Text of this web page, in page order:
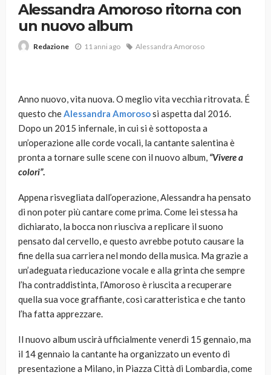
Alessandra Amoroso ritorna con
un nuovo album
Redazione 11 anni ago Alessandra Amoroso
Anno nuovo, vita nuova. O meglio vita vecchia ritrovata. É
questo cheAlessandra Amorososi aspetta dal 2016.
Dopo un 2015 infernale, in cui si è sottoposta a
un’operazione alle corde vocali, la cantante salentina è
pronta a tornare sulle scene con il nuovo album, “Vivere a
colori”.
Appena risvegliata dall’operazione, Alessandra ha pensato
di non poter più cantare come prima. Come lei stessa ha
dichiarato, la bocca non riusciva a replicare il suono
pensato dal cervello, e questo avrebbe potuto causare la
fine della sua carriera nel mondo della musica. Ma grazie a
un’adeguata rieducazione vocale e alla grinta che sempre
l’ha contraddistinta, l’Amoroso è riuscita a recuperare
quella sua voce graffiante, così caratteristica e che tanto
l’ha fatta apprezzare.
Il nuovo album uscirà ufficialmente venerdì 15 gennaio, ma
il 14 gennaio la cantante ha organizzato un evento di
presentazione a Milano, in Piazza Città di Lombardia, come